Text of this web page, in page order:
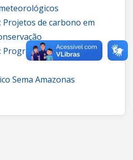
Projetos de carbono em
Programa Guardiões da
Sema Amazonas